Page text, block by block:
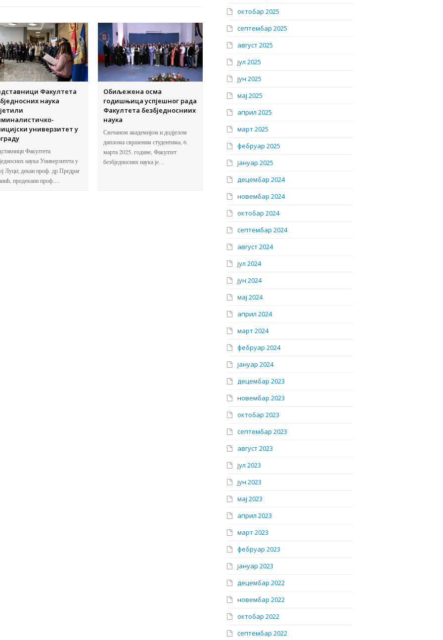
Факултета
наука
универзитет у
Факултета
наука Универзитета у
Луци; декан проф. др Предраг
продекани проф.…
Обиљежена осма
годишњица успјешног рада
Факултета безбједносниих
наука
Свечаном академијом и додјелом
диплома свршеним студентима, 6.
марта 2025. године, Факултет
безбједносних наука је…
октобар 2025
септембар 2025
август 2025
јул 2025
јун 2025
мај 2025
април 2025
март 2025
фебруар 2025
јануар 2025
децембар 2024
новембар 2024
октобар 2024
септембар 2024
август 2024
јул 2024
јун 2024
мај 2024
април 2024
март 2024
фебруар 2024
јануар 2024
децембар 2023
новембар 2023
октобар 2023
септембар 2023
август 2023
јул 2023
јун 2023
мај 2023
април 2023
март 2023
фебруар 2023
јануар 2023
децембар 2022
новембар 2022
октобар 2022
септембар 2022